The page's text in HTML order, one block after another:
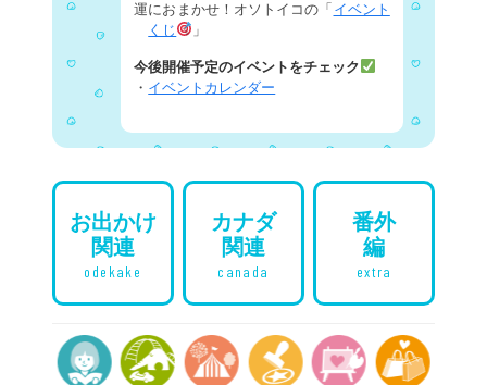
運におまかせ！オソトイコの「 イベント
くじ
」
今後開催予定のイベントをチェック
・ イベントカレンダー
お出かけ
関連
odekake
カナダ
関連
canada
番外
編
extra